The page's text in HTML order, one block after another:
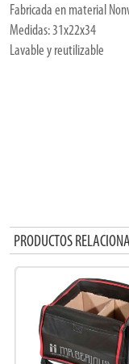
Fabricada en material
Medidas: 31x22x34
Lavable y reutilizable
PRODUCTOS